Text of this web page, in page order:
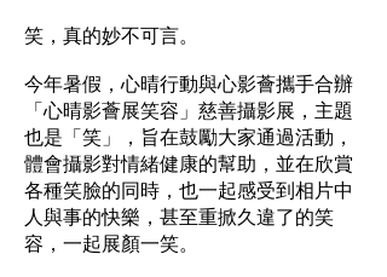
笑，真的妙不可言。
今年暑假，心晴行動與心影薈攜手合辦
「心晴影薈展笑容」慈善攝影展，主題
也是「笑」，旨在鼓勵大家通過活動，
體會攝影對情緒健康的幫助，並在欣賞
各種笑臉的同時，也一起感受到相片中
人與事的快樂，甚至重掀久違了的笑
容，一起展顏一笑。